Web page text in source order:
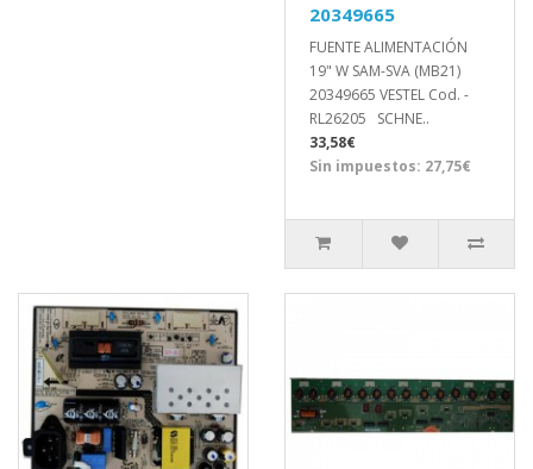
20349665
FUENTE ALIMENTACIÓN
19" W SAM-SVA (MB21)
20349665 VESTEL Cod. -
RL26205 SCHNE..
33,58€
Sin impuestos: 27,75€